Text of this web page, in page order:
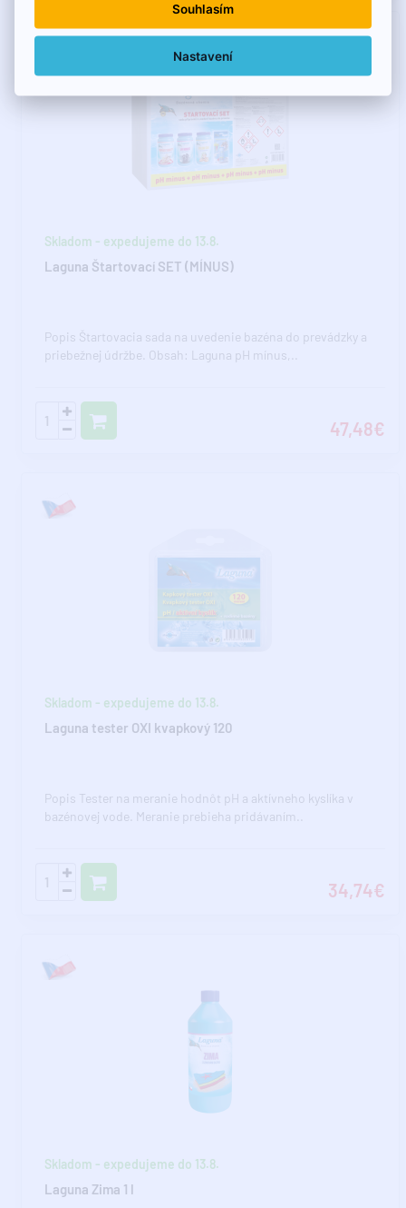
Skladom - expedujeme do 13.8.
Laguna Štartovací SET (MÍNUS)
Popis Štartovacia sada na uvedenie bazéna do prevádzky a
priebežnej údržbe. Obsah: Laguna pH mínus,..
47,48€
Skladom - expedujeme do 13.8.
Laguna tester OXI kvapkový 120
Popis Tester na meranie hodnôt pH a aktívneho kyslíka v
bazénovej vode. Meranie prebieha pridávaním..
34,74€
Skladom - expedujeme do 13.8.
Laguna Zima 1 l
Souhlasím
Nastavení